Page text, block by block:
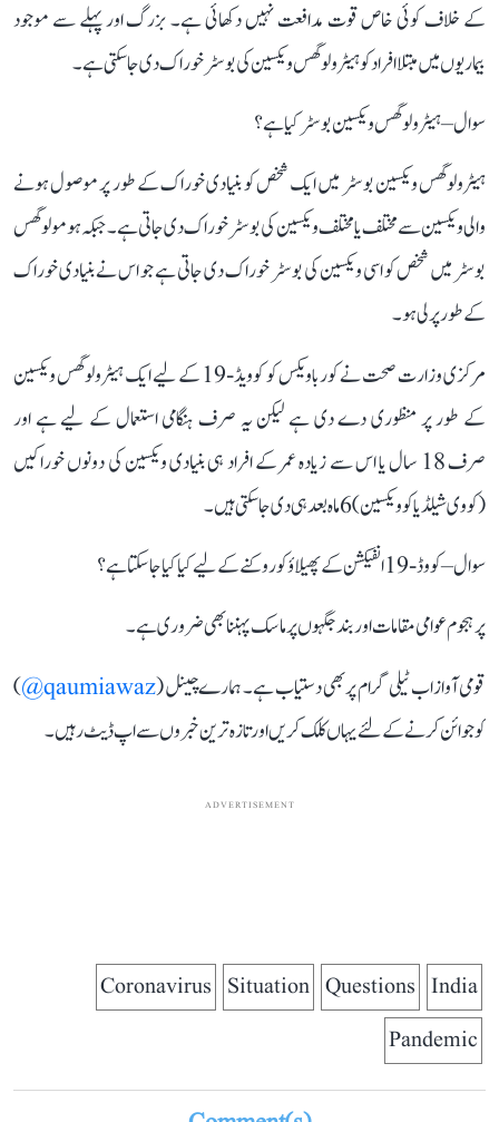
کے خلاف کوئی خاص قوت مدافعت نہیں دکھائی ہے۔ بزرگ اور پہلے سے موجود
بیماریوں میں مبتلا افراد کو ہیٹرولوگس ویکسین کی بوسٹر خوراک دی جا سکتی ہے۔
سوال – ہیٹرولوگس ویکسین بوسٹر کیا ہے؟
ہیٹرولوگس ویکسین بوسٹر میں ایک شخص کو بنیادی خوراک کے طور پر موصول ہونے
والی ویکسین سے مختلف یا مختلف ویکسین کی بوسٹر خوراک دی جاتی ہے۔ جبکہ ہومولوگس
بوسٹر میں شخص کو اسی ویکسین کی بوسٹر خوراک دی جاتی ہے جو اس نے بنیادی خوراک
کے طور پر لی ہو۔
مرکزی وزارت صحت نے کورباویکس کو کوویڈ-19 کے لیے ایک ہیٹرولوگس ویکسین
کے طور پر منظوری دے دی ہے لیکن یہ صرف ہنگامی استعمال کے لیے ہے اور
صرف 18 سال یا اس سے زیادہ عمر کے افراد ہی بنیادی ویکسین کی دونوں خوراکیں
(کووی شیلڈ یا کوویکسین) 6 ماہ بعد ہی دی جا سکتی ہیں۔
سوال – کووڈ-19 انفیکشن کے پھیلاؤ کو روکنے کے لیے کیا کیا جا سکتا ہے؟
پرہجوم عوامی مقامات اور بند جگہوں پر ماسک پہننا بھی ضروری ہے۔
قومی آواز اب ٹیلی گرام پر بھی دستیاب ہے۔ ہمارے چینل (qaumiawaz@
)
کو جوائن کرنے کے لئے یہاں کلک کریں اور تازہ ترین خبروں سے اپ ڈیٹ رہیں۔
ADVERTISEMENT
India
Questions
Situation
Coronavirus
Pandemic